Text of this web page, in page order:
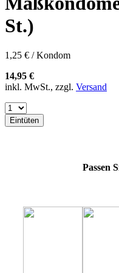
60E
60F
60G
60J
60K
60L
64E
64K
64L
St.)
1,25 € / Kondom
14,95 €
inkl. MwSt., zzgl. Versand
Eintüten
Passen